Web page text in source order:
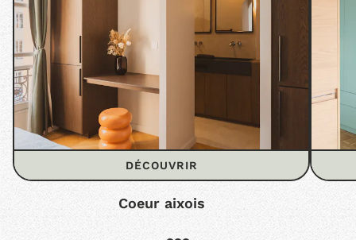
DÉCOUVRIR
Coeur aixois